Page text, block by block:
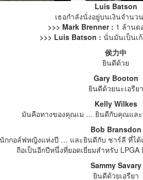
Luis Batson
เธอกำลังนั่งอยู่บนเงินจำนว
>>> Mark Brenner : 1 ล้านด
>>> Luis Batson : นั่นมันเป็นเ
侯力中
ยินดีด้วย
Gary Booton
ยินดีด้วยนะเอรียา
Kelly Wilkes
มันคือทางของคุณเม … ยินดีกับคุณแล
Bob Bransdon
กอล์ฟหญิงแห่งปี … และยินดีกับ ชาร์ลี ที่ได้
ถือเป็นอีกปีหนึ่งที่ยอดเยี่ยมสำหรับ
Sammy Savary
ยินดีด้วยเอรียา